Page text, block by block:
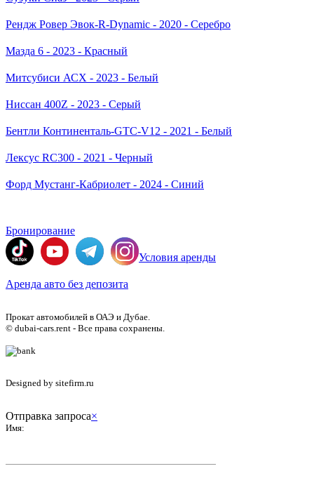
Рендж Ровер Эвок-R-Dynamic - 2020 - Серебро
Мазда 6 - 2023 - Красный
Митсубиси АСХ - 2023 - Белый
Ниссан 400Z - 2023 - Серый
Бентли Континенталь-GTC-V12 - 2021 - Белый
Лексус RC300 - 2021 - Черный
Форд Мустанг-Кабриолет - 2024 - Синий
Бронирование
Условия аренды
Аренда авто без депозита
Прокат автомобилей в ОАЭ и Дубае.
© dubai-cars.rent - Все права сохранены.
Designed by sitefirm.ru
Отправка запроса×
Имя: